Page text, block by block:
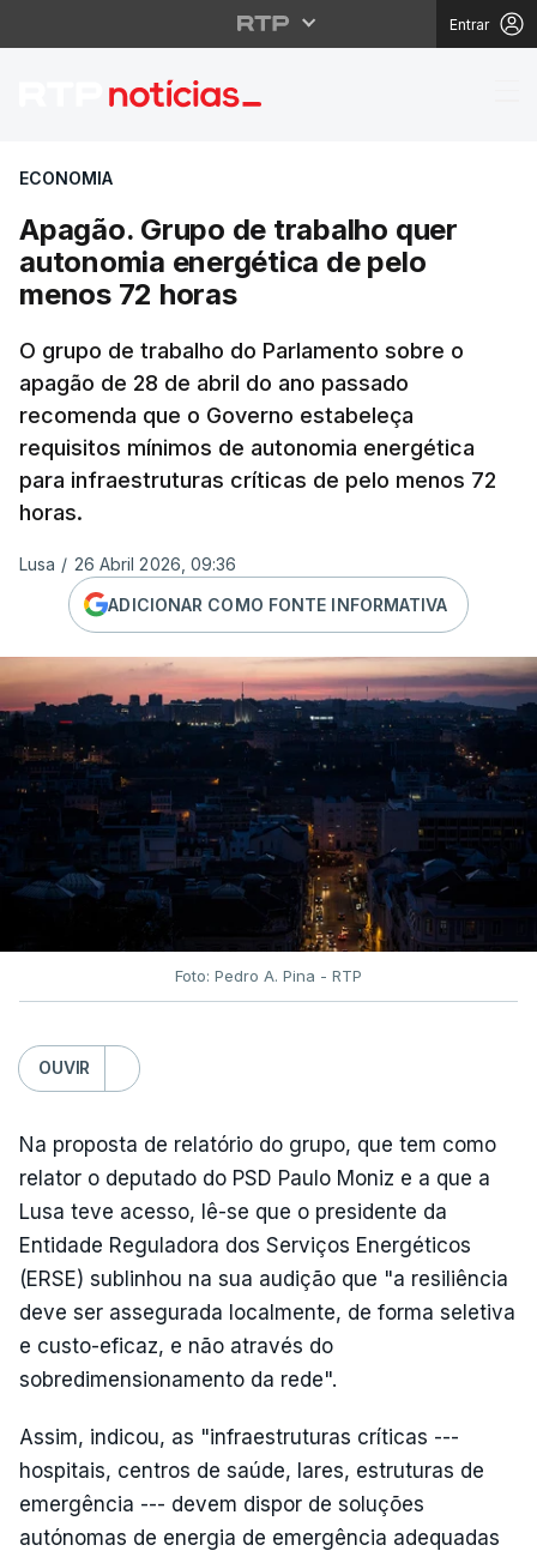
Entrar
Apagão. Grupo de
ECONOMIA
Apagão. Grupo de trabalho quer
autonomia energética de pelo
menos 72 horas
O grupo de trabalho do Parlamento sobre o
apagão de 28 de abril do ano passado
recomenda que o Governo estabeleça
requisitos mínimos de autonomia energética
para infraestruturas críticas de pelo menos 72
horas.
Lusa / 26 Abril 2026, 09:36
ADICIONAR COMO FONTE INFORMATIVA
Foto: Pedro A. Pina - RTP
OUVIR
Na proposta de relatório do grupo, que tem como
relator o deputado do PSD Paulo Moniz e a que a
Lusa teve acesso, lê-se que o presidente da
Entidade Reguladora dos Serviços Energéticos
(ERSE) sublinhou na sua audição que "a resiliência
deve ser assegurada localmente, de forma seletiva
e custo-eficaz, e não através do
sobredimensionamento da rede".
Assim, indicou, as "infraestruturas críticas ---
hospitais, centros de saúde, lares, estruturas de
emergência --- devem dispor de soluções
autónomas de energia de emergência adequadas